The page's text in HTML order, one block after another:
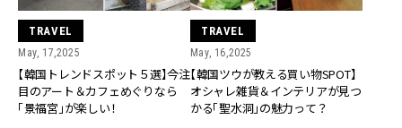
TRAVEL
May, 17,2025
【韓国トレンドスポット５選】今注
目のアート＆カフェめぐりなら
「景福宮」が楽しい！
TRAVEL
May, 16,2025
【韓国ツウが教える買い物SPOT】
オシャレ雑貨＆インテリアが見つ
かる「聖水洞」の魅力って？